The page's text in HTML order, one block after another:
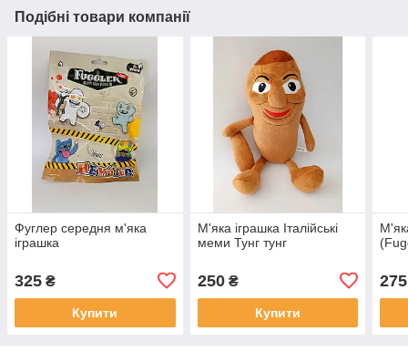
Подібні товари компанії
Фуглер середня м'яка
іграшка
325 ₴
Купити
М'яка іграшка Італійські
меми Тунг тунг
250₴
Купити
275